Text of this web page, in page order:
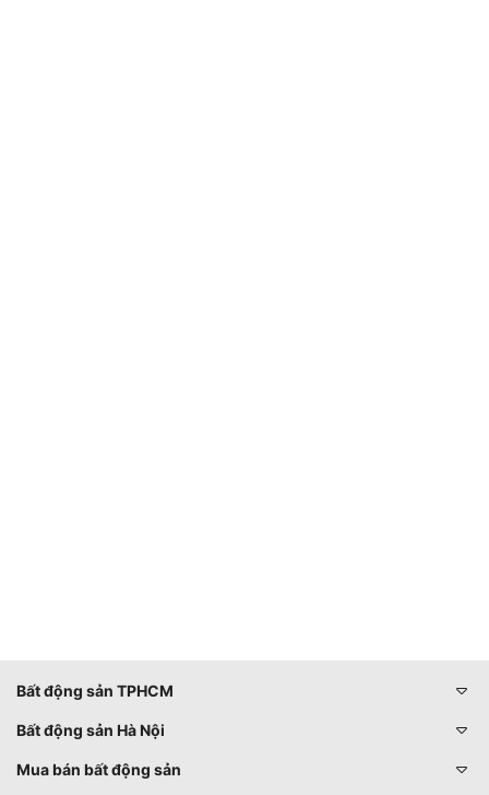
Bất động sản TPHCM
Bất động sản Hà Nội
Mua bán bất động sản